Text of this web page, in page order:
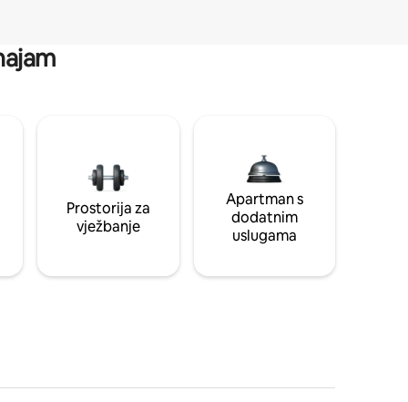
Prostorija za
vježbanje
Apartman s
dodatnim
uslugama